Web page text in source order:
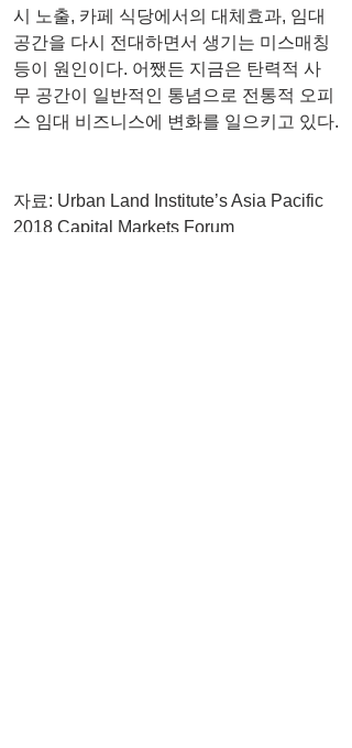
시 노출, 카페 식당에서의 대체효과, 임대
공간을 다시 전대하면서 생기는 미스매칭
등이 원인이다. 어쨌든 지금은 탄력적 사
무 공간이 일반적인 통념으로 전통적 오피
스 임대 비즈니스에 변화를 일으키고 있다.
자료: Urban Land Institute’s Asia Pacific
2018 Capital Markets Forum